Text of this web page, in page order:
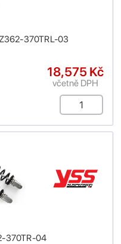
370TRL-03
18,575 Kč
včetně DPH
370TR-04